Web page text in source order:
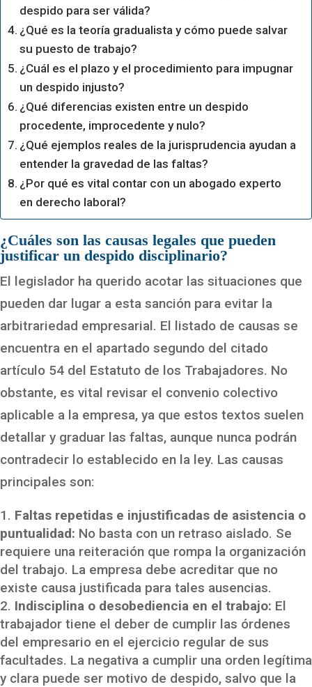
despido para ser válida?
¿Qué es la teoría gradualista y cómo puede salvar
su puesto de trabajo?
¿Cuál es el plazo y el procedimiento para impugnar
un despido injusto?
¿Qué diferencias existen entre un despido
procedente, improcedente y nulo?
¿Qué ejemplos reales de la jurisprudencia ayudan a
entender la gravedad de las faltas?
¿Por qué es vital contar con un abogado experto
en derecho laboral?
¿Cuáles son las causas legales que pueden
justificar un despido disciplinario?
El legislador ha querido acotar las situaciones que
pueden dar lugar a esta sanción para evitar la
arbitrariedad empresarial. El listado de causas se
encuentra en el apartado segundo del citado
artículo 54 del Estatuto de los Trabajadores. No
obstante, es vital revisar el convenio colectivo
aplicable a la empresa, ya que estos textos suelen
detallar y graduar las faltas, aunque nunca podrán
contradecir lo establecido en la ley. Las causas
principales son:
Faltas repetidas e injustificadas de asistencia o
puntualidad: No basta con un retraso aislado. Se
requiere una reiteración que rompa la organización
del trabajo. La empresa debe acreditar que no
existe causa justificada para tales ausencias.
Indisciplina o desobediencia en el trabajo: El
trabajador tiene el deber de cumplir las órdenes
del empresario en el ejercicio regular de sus
facultades. La negativa a cumplir una orden legítima
y clara puede ser motivo de despido, salvo que la